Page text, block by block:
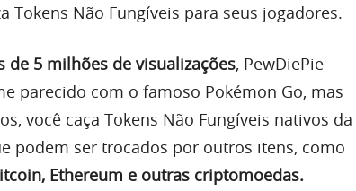
Tokens Não Fungíveis para seus jogadores.
de 5 milhões de visualizações, PewDiePie
parecido com o famoso Pokémon Go, mas
você caça Tokens Não Fungíveis nativos da
podem ser trocados por outros itens, como
Ethereum e outras criptomoedas.